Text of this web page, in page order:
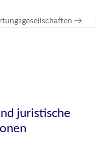
→
juristische